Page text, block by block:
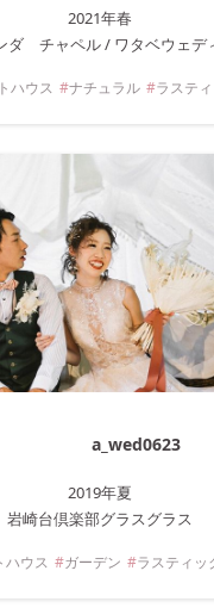
2021年春
ダ チャペル / ワタベウェデ
ハウス ナチュラル ラステ
a_wed0623
2019年夏
岩崎台倶楽部グラスグラス
ハウス ガーデン ラスティッ